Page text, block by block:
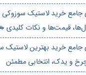
جامع خرید لاستیک
قیمت‌ها و نکات کلیدی
جامع خرید بهترین لاستیک
و یدک، انتخابی مطمئن